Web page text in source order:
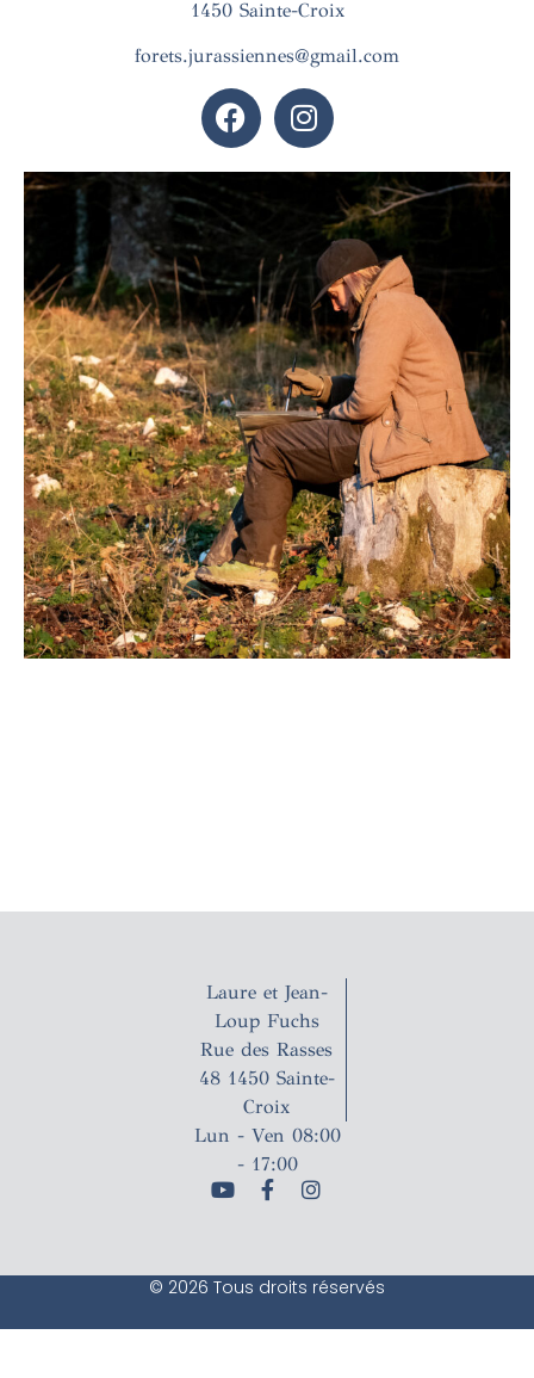
1450 Sainte-Croix
forets.jurassiennes@gmail.com
Laure et Jean-
Loup Fuchs
Rue des Rasses
48 1450 Sainte-
Croix
Lun - Ven 08:00
- 17:00
© 2026 Tous droits réservés